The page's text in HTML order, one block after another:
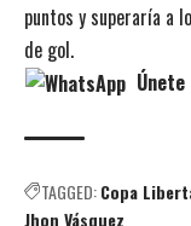
puntos y superaría a
de gol.
TAGGED:Copa
Jhon Vásquez